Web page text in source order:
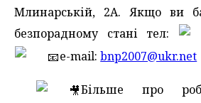
Млинарській, 2А. Якщо ви
безпорадному стані тел:
e-mail:bnp2007@ukr.net
Більше про